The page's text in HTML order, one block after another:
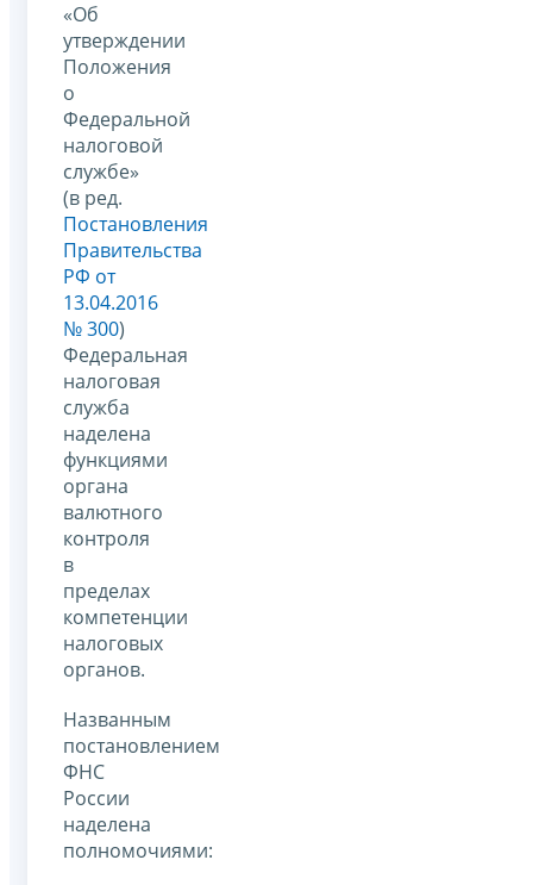
«Об
утверждении
Положения
о
Федеральной
налоговой
службе»
(в ред.
Постановления
Правительства
РФ от
13.04.2016
№ 300)
Федеральная
налоговая
служба
наделена
функциями
органа
валютного
контроля
в
пределах
компетенции
налоговых
органов.
Названным
постановлением
ФНС
России
наделена
полномочиями: